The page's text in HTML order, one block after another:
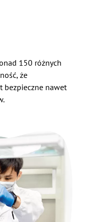
150 różnych
że
bezpieczne nawet